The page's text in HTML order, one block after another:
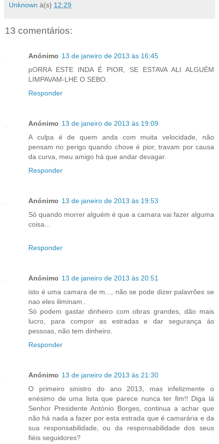
Unknown à(s) 12:29
13 comentários:
Anónimo 13 de janeiro de 2013 às 16:45
pORRA ESTE INDA É PIOR, SE ESTAVA ALI ALGUÉM
LIMPAVAM-LHE O SEBO.
Responder
Anónimo 13 de janeiro de 2013 às 19:09
A culpa é de quem anda com muita velocidade, não
pensam no perigo quando chove é pior, travam por causa
da curva, meu amigo há que andar devagar.
Responder
Anónimo 13 de janeiro de 2013 às 19:53
Só quando morrer alguém é que a camara vai fazer alguma
coisa...
Responder
Anónimo 13 de janeiro de 2013 às 20:51
isto é uma camara de m..., não se pode dizer palavrões se
nao eles iliminam..
Só podem gastar dinheiro com obras grandes, dão mais
lucro, para compor as estradas e dar segurança ás
pessoas, não tem dinheiro.
Responder
Anónimo 13 de janeiro de 2013 às 21:30
O primeiro sinistro do ano 2013, mas infelizmente o
enésimo de uma lista que parece nunca ter fim!! Diga lá
Senhor Presidente António Borges, continua a achar que
não há nada a fazer por esta estrada que é camarária e da
sua responsabilidade, ou da responsabilidade dos seus
fiéis seguidores?